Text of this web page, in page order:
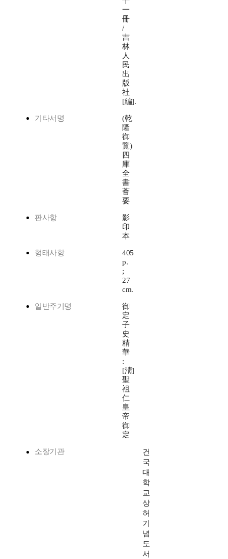
一
冊
/
吉
林
人
民
出
版
社
[編].
기타서명
(乾
隆
御
覽)
四
庫
全
書
薈
要
판사항
影
印
本
형태사항
405
p.
;
27
cm.
일반주기명
御
定
子
史
精
華
:
[淸]
聖
祖
仁
皇
帝
御
定
소장기관
건
국
대
학
교
상
허
기
념
도
서